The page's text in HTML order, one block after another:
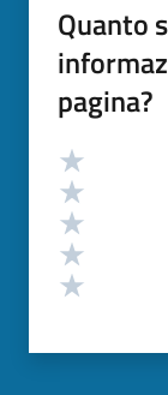
Quanto
pagina?
Valutazione